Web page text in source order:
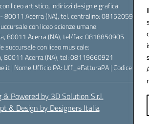
liceo artistico, indirizzi design e grafica:
80011 Acerra (NA), tel. centralino: 0815205935
con liceo scienze umane:
80011 Acerra (NA), tel/fax: 0818850905
succursale con liceo musicale:
80011 Acerra (NA), tel: 08119660921
| Nome Ufficio PA: Uff_eFatturaPA | Codice
& Powered by 3D Solution S.r.l.
& Design by Designers Italia